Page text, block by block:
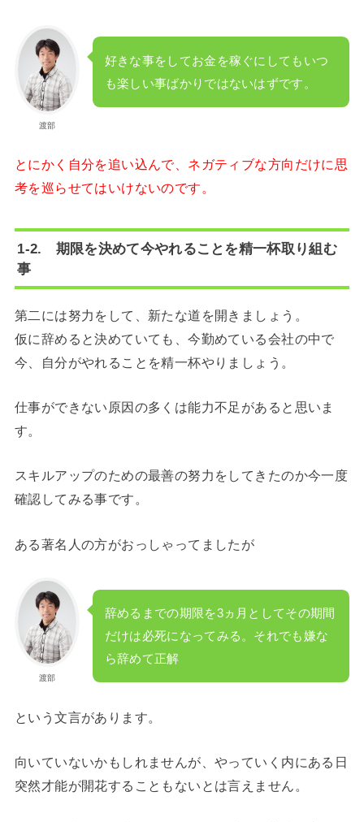
渡部
好きな事をしてお金を稼ぐにしてもいつ
も楽しい事ばかりではないはずです。
とにかく自分を追い込んで、ネガティブな方向だけに思
考を巡らせてはいけないのです。
1-2. 期限を決めて今やれることを精一杯取り組む
事
第二には努力をして、新たな道を開きましょう。
仮に辞めると決めていても、今勤めている会社の中で
今、自分がやれることを精一杯やりましょう。
仕事ができない原因の多くは能力不足があると思いま
す。
スキルアップのための最善の努力をしてきたのか今一度
確認してみる事です。
ある著名人の方がおっしゃってましたが
渡部
辞めるまでの期限を3ヵ月としてその期間
だけは必死になってみる。それでも嫌な
ら辞めて正解
という文言があります。
向いていないかもしれませんが、やっていく内にある日
突然才能が開花することもないとは言えません。